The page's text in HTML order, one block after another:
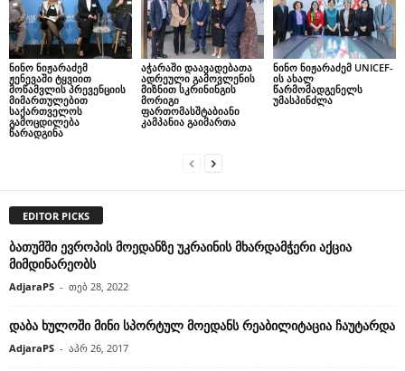
ნინო ნიჟარაძემ
ჟენევაში ტყვიით
მოწამვლის პრევენციის
მიმართულებით
საქართველოს
გამოცდილება
წარადგინა
აჭარაში დაავადებათა
ადრეული გამოვლენის
მიზნით სკრინინგის
მორიგი
ფართომასშტაბიანი
კამპანია გაიმართა
ნინო ნიჟარაძემ UNICEF-
ის ახალ
წარმომადგენელს
უმასპინძლა
EDITOR PICKS
ბათუმში ევროპის მოედანზე უკრაინის მხარდამჭერი აქცია
მიმდინარეობს
AdjaraPS - თებ 28, 2022
დაბა ხულოში მინი სპორტულ მოედანს რეაბილიტაცია ჩაუტარდა
AdjaraPS - აპრ 26, 2017